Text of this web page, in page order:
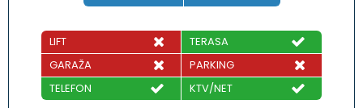
LIFT
GARAŽA
TELEFON
TERASA
PARKING
KTV/NET